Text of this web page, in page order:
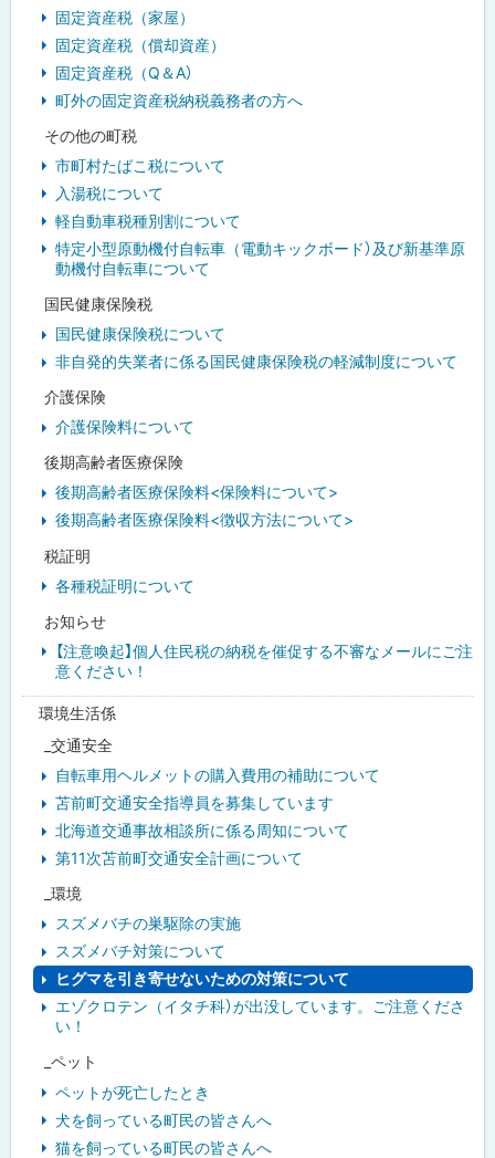
固定資産税（家屋）
固定資産税（償却資産）
固定資産税（Q＆A）
町外の固定資産税納税義務者の方へ
その他の町税
市町村たばこ税について
入湯税について
軽自動車税種別割について
特定小型原動機付自転車（電動キックボード）及び新基準原
動機付自転車について
国民健康保険税
国民健康保険税について
非自発的失業者に係る国民健康保険税の軽減制度について
介護保険
介護保険料について
後期高齢者医療保険
後期高齢者医療保険料<保険料について>
後期高齢者医療保険料<徴収方法について>
税証明
各種税証明について
お知らせ
【注意喚起】個人住民税の納税を催促する不審なメールにご注
意ください！
環境生活係
_交通安全
自転車用ヘルメットの購入費用の補助について
苫前町交通安全指導員を募集しています
北海道交通事故相談所に係る周知について
第11次苫前町交通安全計画について
_環境
スズメバチの巣駆除の実施
スズメバチ対策について
ヒグマを引き寄せないための対策について
エゾクロテン（イタチ科）が出没しています。ご注意くださ
い！
_ペット
ペットが死亡したとき
犬を飼っている町民の皆さんへ
猫を飼っている町民の皆さんへ